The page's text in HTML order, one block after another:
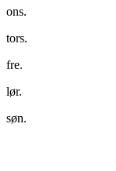
ons.
tors.
fre.
lør.
søn.